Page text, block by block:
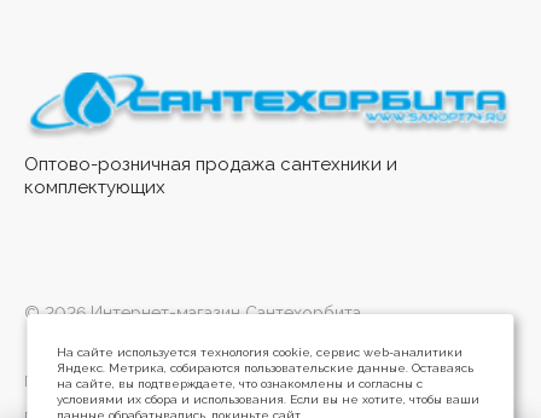
Оптово-розничная продажа сантехники и
комплектующих
© 2026 Интернет-магазин Сантехорбита
Политика конфиденциальности
На сайте используется технология cookie, сервис web-аналитики
Яндекс. Метрика, собираются пользовательские данные. Оставаясь
на сайте, вы подтверждаете, что ознакомлены и согласны с
условиями их сбора и использования. Если вы не хотите, чтобы ваши
данные обрабатывались, покиньте сайт.